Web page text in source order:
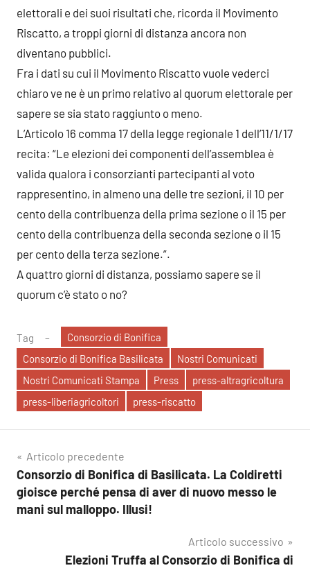
elettorali e dei suoi risultati che, ricorda il Movimento
Riscatto, a troppi giorni di distanza ancora non
diventano pubblici.
Fra i dati su cui il Movimento Riscatto vuole vederci
chiaro ve ne è un primo relativo al quorum elettorale per
sapere se sia stato raggiunto o meno.
L’Articolo 16 comma 17 della legge regionale 1 dell’11/1/17
recita: “Le elezioni dei componenti dell’assemblea è
valida qualora i consorzianti partecipanti al voto
rappresentino, in almeno una delle tre sezioni, il 10 per
cento della contribuenza della prima sezione o il 15 per
cento della contribuenza della seconda sezione o il 15
per cento della terza sezione.”.
A quattro giorni di distanza, possiamo sapere se il
quorum c’è stato o no?
Tag
Consorzio di Bonifica
Consorzio di Bonifica Basilicata
Nostri Comunicati
Nostri Comunicati Stampa
Press
press-altragricoltura
press-liberiagricoltori
press-riscatto
Navigazione
articoli
Articolo precedente
Consorzio di Bonifica di Basilicata. La Coldiretti
gioisce perché pensa di aver di nuovo messo le
mani sul malloppo. Illusi!
Articolo successivo
Elezioni Truffa al Consorzio di Bonifica di